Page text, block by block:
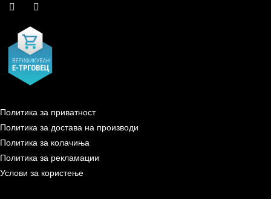
Политика за приватност
Политика за достава на производи
Политика за колачиња
Политика за рекламации
Услови за користење